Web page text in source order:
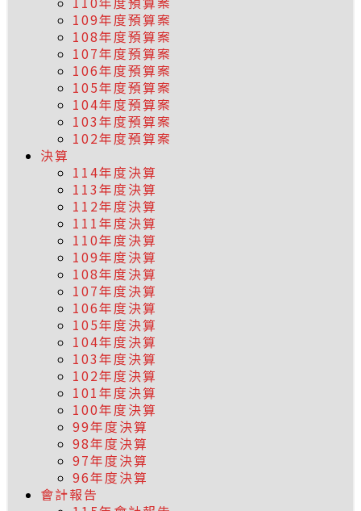
109年度預算案
108年度預算案
107年度預算案
106年度預算案
105年度預算案
104年度預算案
103年度預算案
102年度預算案
決算
114年度決算
113年度決算
112年度決算
111年度決算
110年度決算
109年度決算
108年度決算
107年度決算
106年度決算
105年度決算
104年度決算
103年度決算
102年度決算
101年度決算
100年度決算
99年度決算
98年度決算
97年度決算
96年度決算
會計報告